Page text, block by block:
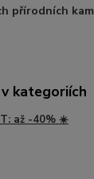
přírodních
kategoriích
až -40% ☀️